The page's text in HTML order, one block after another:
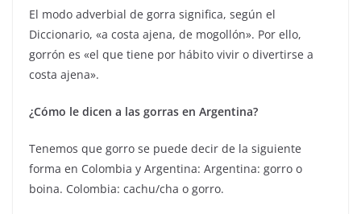
El modo adverbial de gorra significa, según el
Diccionario, «a costa ajena, de mogollón». Por ello,
gorrón es «el que tiene por hábito vivir o divertirse a
costa ajena».
¿Cómo le dicen a las gorras en Argentina?
Tenemos que gorro se puede decir de la siguiente
forma en Colombia y Argentina: Argentina: gorro o
boina. Colombia: cachu/cha o gorro.